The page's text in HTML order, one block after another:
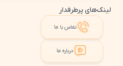
لینک‌های پرطرفدار
تماس با ما
درباره ما